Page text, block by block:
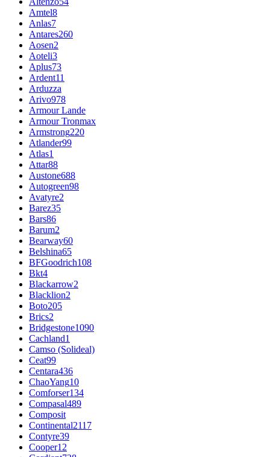
Amtel8
Anlas7
Antares260
Aosen2
Aoteli3
Aplus73
Ardent11
Arduzza
Arivo978
Armour Lande
Armour Tronmax
Armstrong220
Atlander99
Atlas1
Attar88
Austone688
Autogreen98
Avatyre2
Barez35
Bars86
Barum2
Bearway60
Belshina65
BFGoodrich108
Bkt4
Blackarrow2
Blacklion2
Boto205
Brics2
Bridgestone1090
Cachland1
Camso (Solideal)
Ceat99
Centara436
ChaoYang10
Comforser134
Compasal489
Composit
Continental2117
Contyre39
Cooper12